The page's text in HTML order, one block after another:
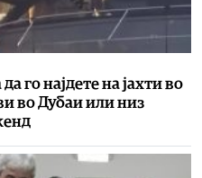
го најдете на јахти во
во Дубаи или низ